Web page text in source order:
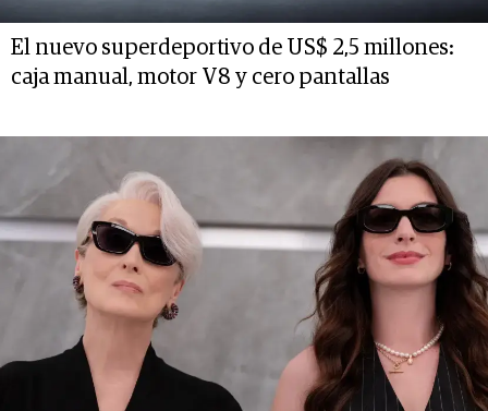
El nuevo superdeportivo de US$ 2,5 millones:
caja manual, motor V8 y cero pantallas